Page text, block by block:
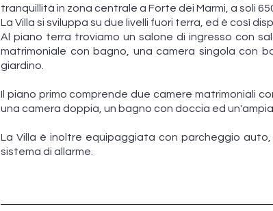
tranquillità in zona centrale a Forte dei Marmi, a soli
La Villa si sviluppa su due livelli fuori terra, ed è così
Al piano terra troviamo un salone di ingresso con
matrimoniale con bagno, una camera singola con
giardino.
Il piano primo comprende due camere matrimoniali
una camera doppia, un bagno con doccia ed
La Villa è inoltre equipaggiata con parcheggio
sistema di allarme.